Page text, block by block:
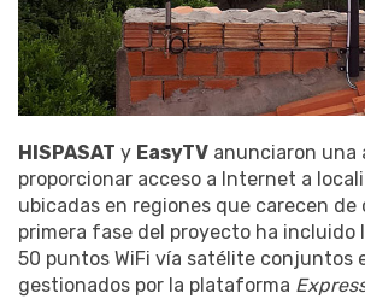
HISPASAT y EasyTV anunciaron una
proporcionar acceso a Internet a
ubicadas en regiones que carecen
primera fase del proyecto ha incluido
50 puntos WiFi vía satélite conjuntos
gestionados por la plataforma